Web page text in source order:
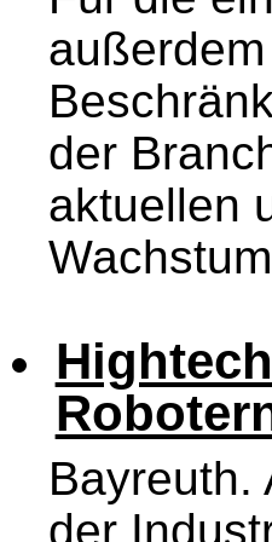
der
aktuellen
Bayreuth.
der